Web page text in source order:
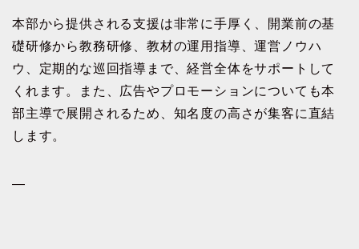
本部から提供される支援は非常に手厚く、開業前の基
礎研修から教務研修、教材の運用指導、運営ノウハ
ウ、定期的な巡回指導まで、経営全体をサポートして
くれます。また、広告やプロモーションについても本
部主導で展開されるため、知名度の高さが集客に直結
します。
—